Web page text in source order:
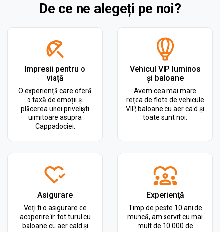
De ce ne alegeți pe noi?
Impresii pentru o
viață
O experiență care oferă
o taxă de emoții și
plăcerea unei priveliști
uimitoare asupra
Cappadociei.
Vehicul VIP luminos
și baloane
Avem cea mai mare
rețea de flote de vehicule
VIP, baloane cu aer cald și
toate sunt noi.
Asigurare
Veți fi o asigurare de
acoperire în tot turul cu
baloane cu aer cald și
Experienţă
Timp de peste 10 ani de
muncă, am servit cu mai
mult de 10.000 de